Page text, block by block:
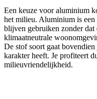
Een keuze voor aluminium
het milieu. Aluminium is
blijven gebruiken zonder dat
klimaatneutrale
De stof soort gaat
karakter heeft. Je profiteert
milieuvriendelijkheid.